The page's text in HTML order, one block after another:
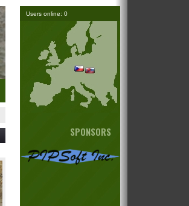
Users online: 0
SPONSORS